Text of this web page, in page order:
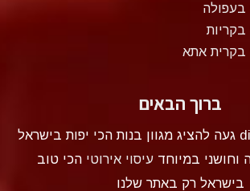
בעפולה
בקריות
בקרית אתא
ברוך הבאים
אתר discret-room געה להציג מגוון בנות הכי יפות בישראל
וחושני במיוחדעיסוי אירוטי הכי טוב
בישראל רק באתר שלנו